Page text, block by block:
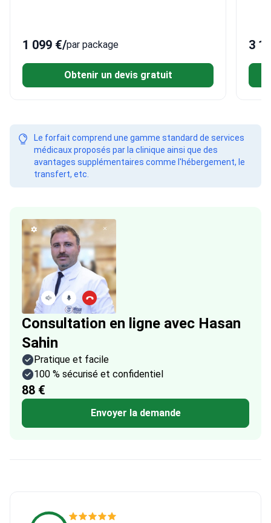
1 099 €/par package
Obtenir un devis gratuit
3
Le forfait comprend une gamme standard de services
médicaux proposés par la clinique ainsi que des
avantages supplémentaires comme l'hébergement, le
transfert, etc.
Consultation en ligne avec Hasan
Sahin
Pratique et facile
100 % sécurisé et confidentiel
88 €
Envoyer la demande